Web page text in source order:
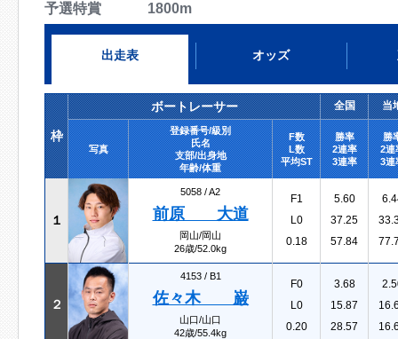
予選特賞 1800m
出走表 オッズ
枠
ボートレーサー 全国 当
写真
登録番号/級別
氏名
支部/出身地
年齢/体重
F数
L数
平均ST
勝率
2連率
3連率
勝
2連
3連
１
5058 /A2
前原 大道
岡山/岡山
26歳/52.0kg
F1
L0
0.18
5.60
37.25
57.84
２
4153 / B1
佐々木 巌
山口/山口
42歳/55.4kg
F0
L0
0.20
3.68
15.87
28.57